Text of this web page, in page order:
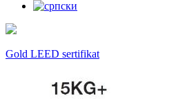
Gold LEED sertifikat